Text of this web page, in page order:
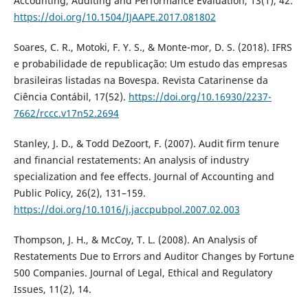
https://doi.org/10.1504/IJAAPE.2017.081802
Soares, C. R., Motoki, F. Y. S., & Monte-mor, D. S. (2018). IFRS
e probabilidade de republicação: Um estudo das empresas
brasileiras listadas na Bovespa. Revista Catarinense da
Ciência Contábil, 17(52). https://doi.org/10.16930/2237-
7662/rccc.v17n52.2694
Stanley, J. D., & Todd DeZoort, F. (2007). Audit firm tenure
and financial restatements: An analysis of industry
specialization and fee effects. Journal of Accounting and
Public Policy, 26(2), 131–159.
https://doi.org/10.1016/j.jaccpubpol.2007.02.003
Thompson, J. H., & McCoy, T. L. (2008). An Analysis of
Restatements Due to Errors and Auditor Changes by Fortune
500 Companies. Journal of Legal, Ethical and Regulatory
Issues, 11(2), 14.